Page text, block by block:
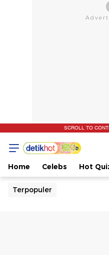
SCROLL TO
Home Celebs Hot
Terpopuler